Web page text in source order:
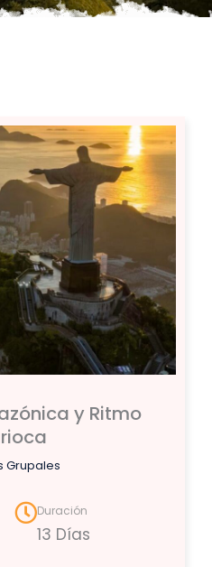
y Ritmo
Grupales
Duración
13 Días